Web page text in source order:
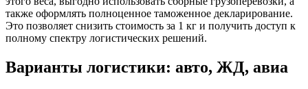
также оформлять полноценное таможенное декларирование.
Это позволяет снизить стоимость за 1 кг и получить доступ к
полному спектру логистических решений.
Варианты логистики: авто, ЖД, авиа